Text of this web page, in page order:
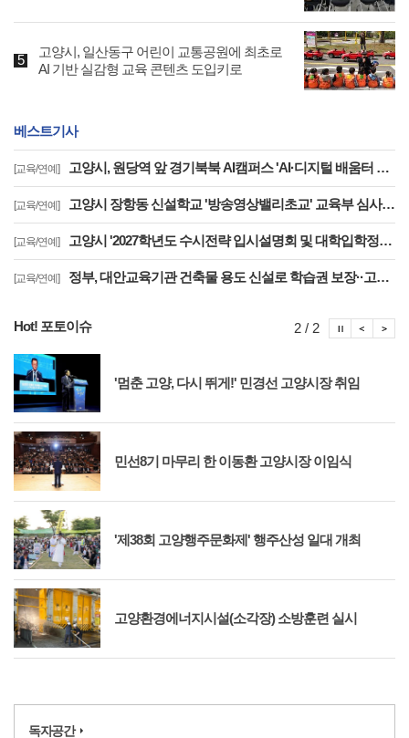
고양시, 일산동구 어린이 교통공원에 최초로
AI 기반 실감형 교육 콘텐츠 도입키로
베스트기사
[교육/연예] 고양시, 원당역 앞 경기북북 AI캠퍼스 'AI·디지털 배움터 체험존' 12월까지 운영
[교육/연예] 고양시 장항동 신설학교 '방송영상밸리초교' 교육부 심사 통과··2030년 개교
[교육/연예] 고양시 '2027학년도 수시전략 입시설명회 및 대학입학정보박람회' 8일 개최
[교육/연예] 정부, 대안교육기관 건축물 용도 신설로 학습권 보장··고양자유학교 문제 해소
Hot! 포토이슈
'멈춘 고양, 다시 뛰게!' 민경선 고양시장 취임
민선8기 마무리 한 이동환 고양시장 이임식
'제38회 고양행주문화제' 행주산성 일대 개최
고양환경에너지시설(소각장) 소방훈련 실시
2 / 2 포
포토이
독자공간